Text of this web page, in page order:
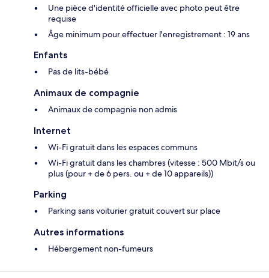
Une pièce d'identité officielle avec photo peut être
requise
Âge minimum pour effectuer l'enregistrement : 19 ans
Enfants
Pas de lits-bébé
Animaux de compagnie
Animaux de compagnie non admis
Internet
Wi-Fi gratuit dans les espaces communs
Wi-Fi gratuit dans les chambres (vitesse : 500 Mbit/s ou
plus (pour + de 6 pers. ou + de 10 appareils))
Parking
Parking sans voiturier gratuit couvert sur place
Autres informations
Hébergement non-fumeurs